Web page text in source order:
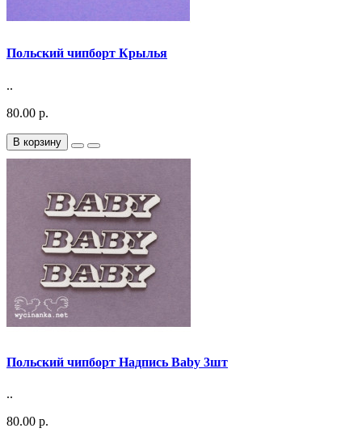
Польский чипборт Крылья
..
80.00 р.
В корзину
Польский чипборт Надпись Baby 3шт
..
80.00 р.